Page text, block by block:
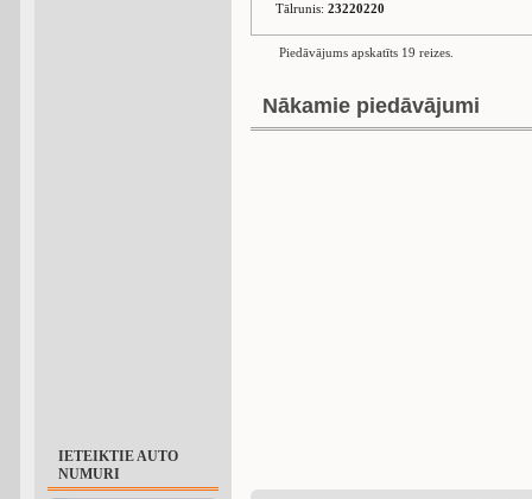
IETEIKTIE AUTO
NUMURI
Tālrunis: 23220220
Piedāvājums apskatīts 19 reizes.
Nākamie piedāvājumi